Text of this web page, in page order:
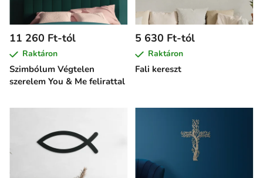
Szimbólum Végtelen
szerelem You & Me felirattal
11 260 Ft-tól
Raktáron
Fali kereszt
5 630 Ft-tól
Raktáron